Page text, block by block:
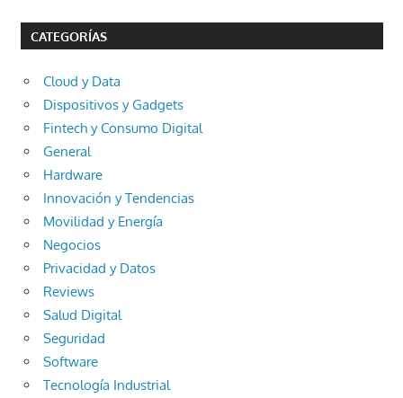
CATEGORÍAS
Cloud y Data
Dispositivos y Gadgets
Fintech y Consumo Digital
General
Hardware
Innovación y Tendencias
Movilidad y Energía
Negocios
Privacidad y Datos
Reviews
Salud Digital
Seguridad
Software
Tecnología Industrial